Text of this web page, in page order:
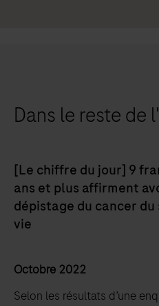
Dans le reste de
[Le chiffre du jour] 9
ans et plus affirment
dépistage du cancer
vie
Octobre 2022
Selon les résultats d’une